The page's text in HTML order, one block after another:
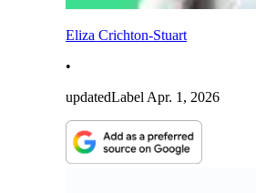
Eliza Crichton-Stuart
•
updatedLabel Apr. 1, 2026